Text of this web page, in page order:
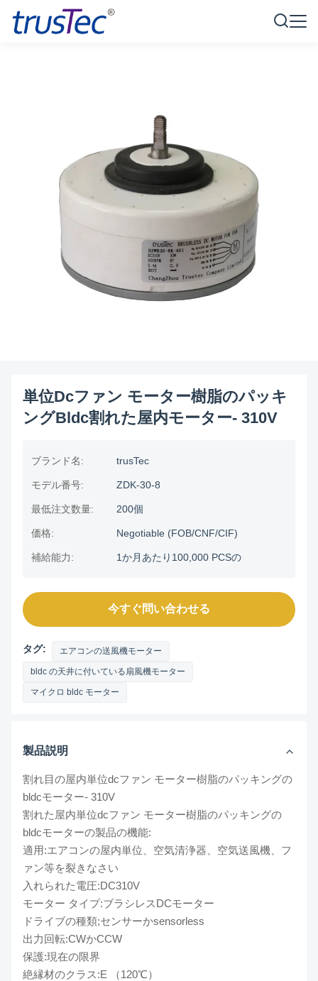
単位Dcファン モーター樹脂のパッキ
ングBldc割れた屋内モーター- 310V
ブランド名: trusTec
モデル番号: ZDK-30-8
最低注文数量: 200個
価格: Negotiable (FOB/CNF/CIF)
補給能力: 1か月あたり100,000 PCSの
今すぐ問い合わせる
タグ: エアコンの送風機モーター
bldc の天井に付いている扇風機モーター
マイクロ bldc モーター
製品説明
割れ目の屋内単位dcファン モーター樹脂のパッキングの
bldcモーター- 310V
割れた屋内単位dcファン モーター樹脂のパッキングの
bldcモーターの製品の機能:
適用:エアコンの屋内単位、空気清浄器、空気送風機、フ
ァン等を裂きなさい
入れられた電圧:DC310V
モーター タイプ:ブラシレスDCモーター
ドライブの種類;センサーかsensorless
出力回転:CWかCCW
保護:現在の限界
絶縁材のクラス:E （120℃）